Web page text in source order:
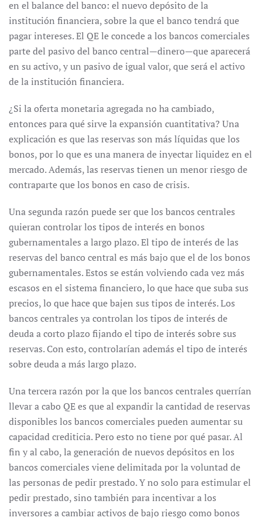
en el balance del banco: el nuevo depósito de la
institución financiera, sobre la que el banco tendrá que
pagar intereses. El QE le concede a los bancos comerciales
parte del pasivo del banco central—dinero—que aparecerá
en su activo, y un pasivo de igual valor, que será el activo
de la institución financiera.
¿Si la oferta monetaria agregada no ha cambiado,
entonces para qué sirve la expansión cuantitativa? Una
explicación es que las reservas son más líquidas que los
bonos, por lo que es una manera de inyectar liquidez en el
mercado. Además, las reservas tienen un menor riesgo de
contraparte que los bonos en caso de crisis.
Una segunda razón puede ser que los bancos centrales
quieran controlar los tipos de interés en bonos
gubernamentales a largo plazo. El tipo de interés de las
reservas del banco central es más bajo que el de los bonos
gubernamentales. Estos se están volviendo cada vez más
escasos en el sistema financiero, lo que hace que suba sus
precios, lo que hace que bajen sus tipos de interés. Los
bancos centrales ya controlan los tipos de interés de
deuda a corto plazo fijando el tipo de interés sobre sus
reservas. Con esto, controlarían además el tipo de interés
sobre deuda a más largo plazo.
Una tercera razón por la que los bancos centrales querrían
llevar a cabo QE es que al expandir la cantidad de reservas
disponibles los bancos comerciales pueden aumentar su
capacidad crediticia. Pero esto no tiene por qué pasar. Al
fin y al cabo, la generación de nuevos depósitos en los
bancos comerciales viene delimitada por la voluntad de
las personas de pedir prestado. Y no solo para estimular el
pedir prestado, sino también para incentivar a los
inversores a cambiar activos de bajo riesgo como bonos